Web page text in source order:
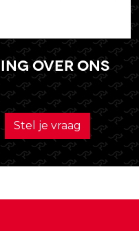
over ons
Stel je vraag